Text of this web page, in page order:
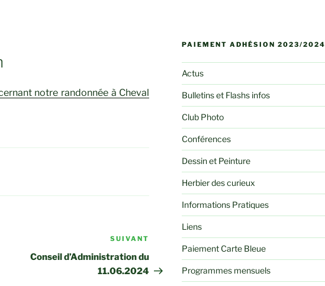
notre randonnée à Cheval
suivant
SUIVANT
Conseil d’Administration du
11.06.2024
PAIEMENT ADHÉSION 2023/2024
Actus
Bulletins et Flashs infos
Club Photo
Conférences
Dessin et Peinture
Herbier des curieux
Informations Pratiques
Liens
Paiement Carte Bleue
Programmes mensuels